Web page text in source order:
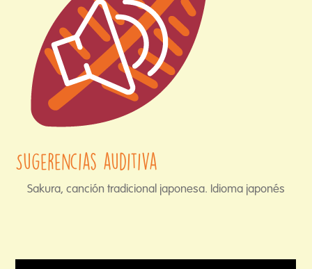
Sugerencias auditiva
Sakura, canción tradicional japonesa. Idioma japonés